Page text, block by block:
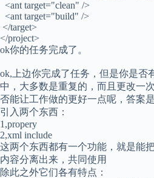
<ant target="clean" />
<ant target="build" />
</target>
</project>
ok你的任务完成了。
ok,上边你完成了任务，但是你是否
中，大多数是重复的，而且更改一
否能让工作做的更好一点呢，答案是
引入两个东西：
1,propery
2,xml include
这两个东西都有一个功能，就是能
内容分离出来，共同使用
除此之外它们各有特点：